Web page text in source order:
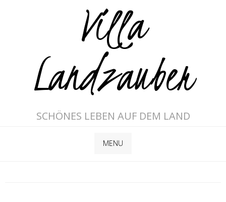
Villa
Landzauber
SCHÖNES LEBEN AUF DEM LAND
MENU